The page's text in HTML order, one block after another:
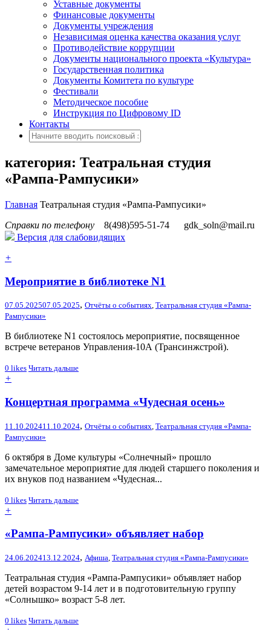
Уставные документы
Финансовые документы
Документы учреждения
Независимая оценка качества оказания услуг
Противодействие коррупции
Документы национального проекта «Культура»
Государственная политика
Документы Комитета по культуре
Фестивали
Методическое пособие
Инструкция по Цифровому ID
Контакты
категория: Театральная студия
«Рампа-Рампусики»
Главная Театральная студия «Рампа-Рампусики»
Справки по телефону
8(498)595-51-74
gdk_soln@mail.ru
Версия для слабовидящих
+
Мероприятие в библиотеке N1
07.05.202507.05.2025, Отчёты о событиях, Театральная студия «Рампа-
Рампусики»
В библиотеке N1 состоялось мероприятие, посвященное
встрече ветеранов Управления-10А (Трансинжстрой).
0 likes Читать дальше
+
Концертная программа «Чудесная осень»
11.10.202411.10.2024, Отчёты о событиях Театральная студия «Рампа-
Рампусики»
6 октября в Доме культуры «Солнечный» прошло
замечательное мероприятие для людей старшего поколения и
их внуков под названием «Чудесная...
0 likes Читать дальше
+
«Рампа-Рампусики» объявляет набор
24.06.202413.12.2024, Афиша, Театральная студия «Рампа-Рампусики»
Театральная студия «Рампа-Рампусики» объявляет набор
детей возрастом 9-14 лет и в подготовительную группу
«Солнышко» возраст 5-8 лет.
0 likes Читать дальше